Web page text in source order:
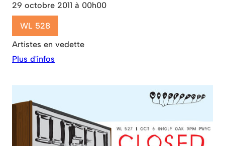
29 octobre 2011 à 00h00
WL 528
Artistes en vedette
Plus d'infos